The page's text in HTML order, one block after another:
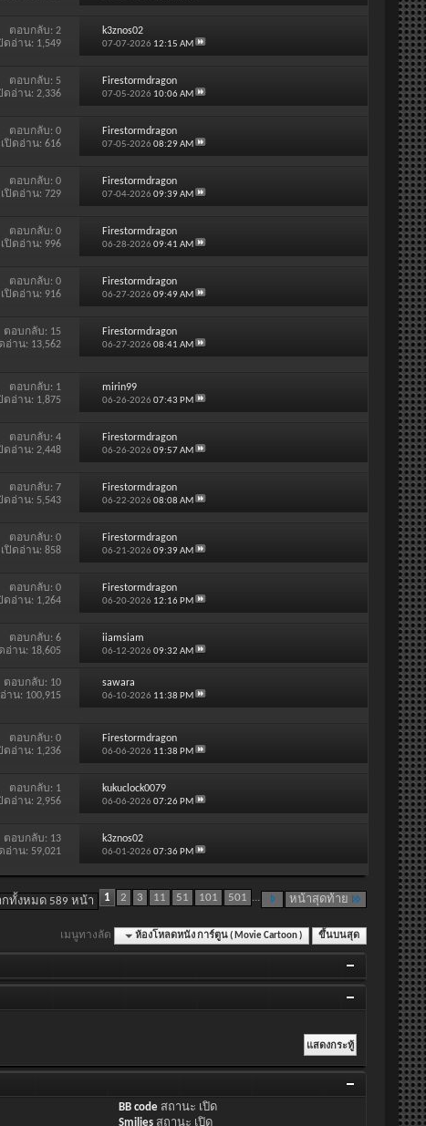
ตอบกลับ:2
ดอ่าน: 1,549
k3znos02
07-07-2026 12:15 AM
ตอบกลับ: 5
ดอ่าน: 2,336
Firestormdragon
07-05-2026 10:06 AM
ตอบกลับ:0
เปิดอ่าน: 616
Firestormdragon
07-05-2026 08:29 AM
ตอบกลับ:0
เปิดอ่าน: 729
Firestormdragon
07-04-2026 09:39 AM
ตอบกลับ:0
เปิดอ่าน: 996
Firestormdragon
06-28-2026 09:41 AM
ตอบกลับ:0
เปิดอ่าน: 916
Firestormdragon
06-27-2026 09:49 AM
ตอบกลับ: 15
อ่าน: 13,562
Firestormdragon
06-27-2026 08:41 AM
ตอบกลับ: 1
ดอ่าน: 1,875
mirin99
06-26-2026 07:43 PM
ตอบกลับ:4
ดอ่าน: 2,448
Firestormdragon
06-26-2026 09:57 AM
ตอบกลับ:7
ดอ่าน: 5,543
Firestormdragon
06-22-2026 08:08 AM
ตอบกลับ:0
เปิดอ่าน: 858
Firestormdragon
06-21-2026 09:39 AM
ตอบกลับ:0
ดอ่าน: 1,264
Firestormdragon
06-20-2026 12:16 PM
ตอบกลับ:6
อ่าน: 18,605
iiamsiam
06-12-2026 09:32 AM
ตอบกลับ: 10
าน: 100,915
sawara
06-10-2026 11:38 PM
ตอบกลับ:0
ดอ่าน: 1,236
Firestormdragon
06-06-2026 11:38 PM
ตอบกลับ: 1
ดอ่าน: 2,956
kukuclock0079
06-06-2026 07:26 PM
ตอบกลับ: 13
อ่าน: 59,021
k3znos02
06-01-2026 07:36 PM
ทั้งหมด 589 หน้า 1 2 3 11 51 101 501 ... หน้าสุดท้าย
เมนูทางลัด ห้องโหลดหนัง การ์ตูน ( Movie Cartoon ) ขึ้นบนสุด
BB code สถานะ เปิด
Smilies สถานะ เปิด